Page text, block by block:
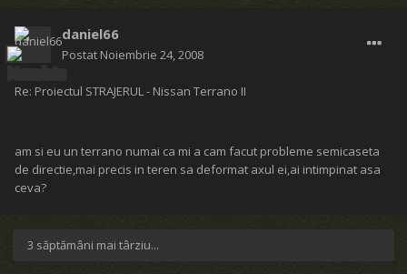
daniel66
Postat Noiembrie 24, 2008
Re: Proiectul STRAJERUL - Nissan Terrano II
am si eu un terrano numai ca mi a cam facut probleme semicaseta
de directie,mai precis in teren sa deformat axul ei,ai intimpinat asa
ceva?
3 săptămâni mai târziu...